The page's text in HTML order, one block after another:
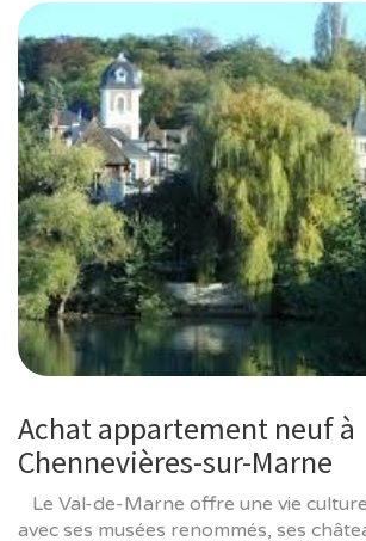
Achat appartement neuf à
Chennevières-sur-Marne
Le Val-de-Marne offre une vie
avec ses musées renommés, ses